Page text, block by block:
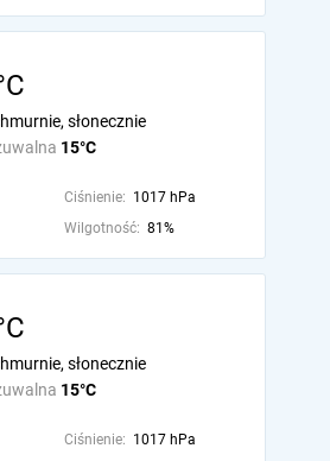
15°C
słonecznie
Ciśnienie: 1017 hPa
Wilgotność: 81%
15°C
słonecznie
Ciśnienie: 1017 hPa